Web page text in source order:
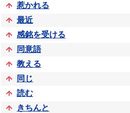
惹かれる
最近
感銘を受ける
同意語
教える
同じ
読む
きちんと